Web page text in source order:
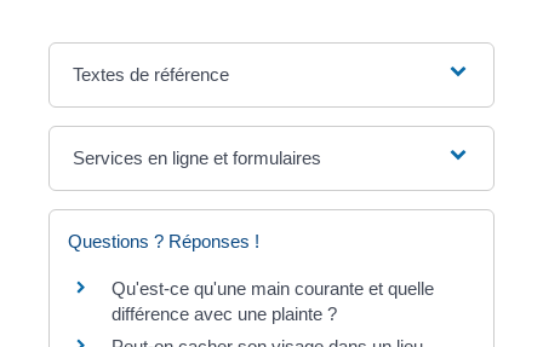
Textes de référence
Services en ligne et formulaires
Questions ? Réponses !
Qu'est-ce qu'une main courante et quelle
différence avec une plainte ?